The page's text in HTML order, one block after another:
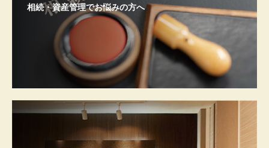
相続・資産管理でお悩みの方へ